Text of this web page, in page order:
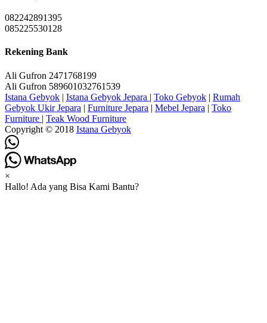
082242891395
085225530128
Rekening Bank
Ali Gufron 2471768199
Ali Gufron 589601032761539
Istana Gebyok | Istana Gebyok Jepara | Toko Gebyok | Rumah
Gebyok Ukir Jepara | Furniture Jepara | Mebel Jepara | Toko
Furniture | Teak Wood Furniture
Copyright © 2018 Istana Gebyok
×
Hallo! Ada yang Bisa Kami Bantu?